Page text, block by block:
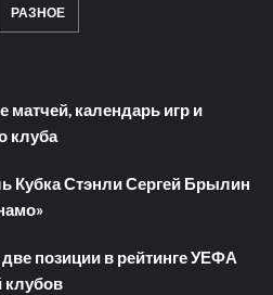
РАЗНОЕ
матчей, календарь игр и
клуба
Кубка Стэнли Сергей Брылин
позиции в рейтинге УЕФА
клубов